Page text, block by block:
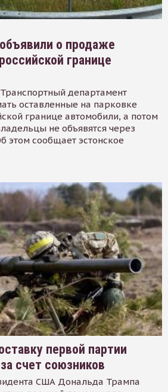
о продаже
границе
департамент
оставленные на парковке
границе автомобили, а потом
не объявятся через
этом сообщает эстонское
первой партии
счет союзников
США Дональда Трампа